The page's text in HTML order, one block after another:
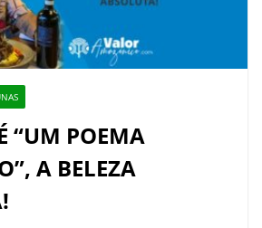
“UM POEMA
A BELEZA